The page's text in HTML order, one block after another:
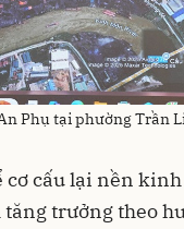
Phụ tại phường Trần
cơ cấu lại nền
trưởng theo